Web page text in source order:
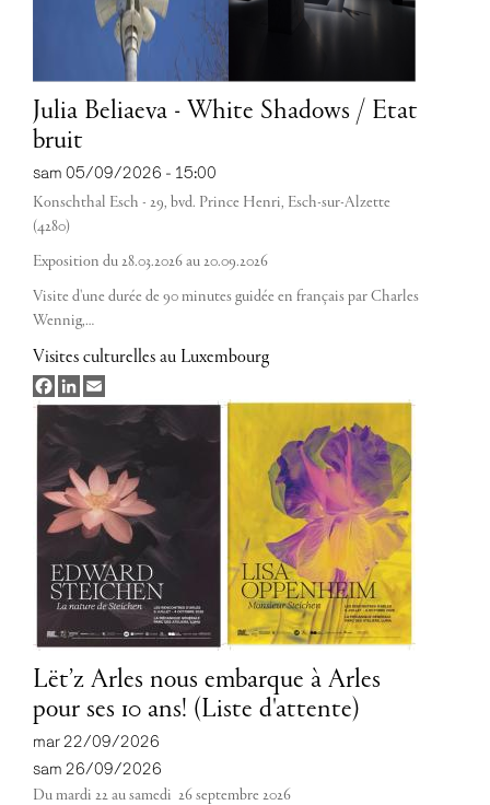
Julia Beliaeva - White Shadows / Etat
bruit
sam 05/09/2026 - 15:00
Konschthal Esch - 29, bvd. Prince Henri, Esch-sur-Alzette
(4280)
Exposition du 28.03.2026 au 20.09.2026
Visite d'une durée de 90 minutes guidée en français par Charles
Wennig,…
Visites culturelles au Luxembourg
FacebookLinkedIn
Lët’z Arles nous embarque à Arles
pour ses 10 ans! (Liste d'attente)
mar 22/09/2026
sam 26/09/2026
Du mardi 22 au samedi 26 septembre 2026